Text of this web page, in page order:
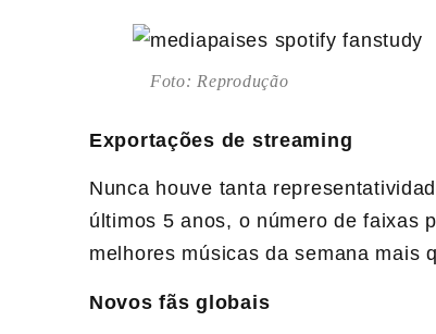
Foto: Reprodução
Exportações de streaming
Nunca houve tanta
últimos 5 anos, o número de faixas
melhores músicas da semana mais
Novos fãs globais